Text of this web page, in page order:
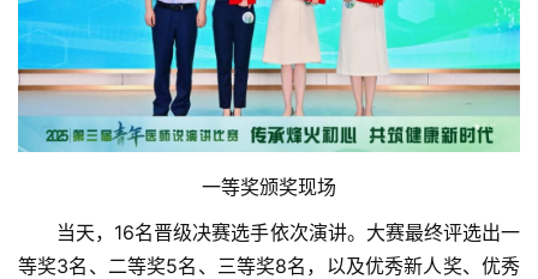
一等奖颁奖现场
当天，16名晋级决赛选手依次演讲。大赛最终评选出一
等奖3名、二等奖5名、三等奖8名，以及优秀新人奖、优秀